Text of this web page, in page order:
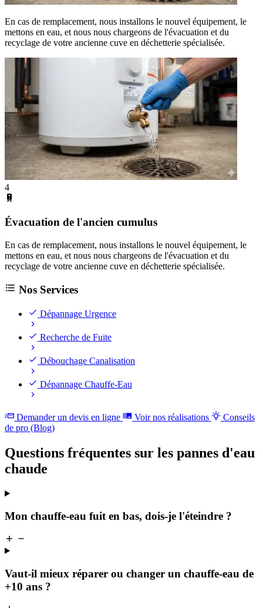
En cas de remplacement, nous installons le nouvel équipement, le
mettons en eau, et nous nous chargeons de l'évacuation et du
recyclage de votre ancienne cuve en déchetterie spécialisée.
4
Évacuation de l'ancien cumulus
En cas de remplacement, nous installons le nouvel équipement, le
mettons en eau, et nous nous chargeons de l'évacuation et du
recyclage de votre ancienne cuve en déchetterie spécialisée.
Nos Services
Dépannage Urgence
Recherche de Fuite
Débouchage Canalisation
Dépannage Chauffe-Eau
Demander un devis en ligne Voir nos réalisations
Conseils
de pro (Blog)
Questions fréquentes sur les pannes d'eau
chaude
Mon chauffe-eau fuit en bas, dois-je l'éteindre ?
Vaut-il mieux réparer ou changer un chauffe-eau de
+10 ans ?